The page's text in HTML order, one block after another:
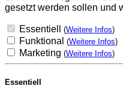
gesetzt werden sollen und
Essentiell (Weitere Infos)
Funktional (Weitere Infos)
Marketing (Weitere Infos)
Essentiell